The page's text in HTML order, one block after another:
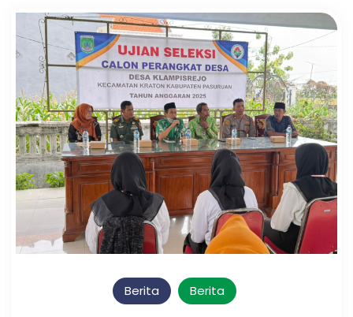
Berita Berita